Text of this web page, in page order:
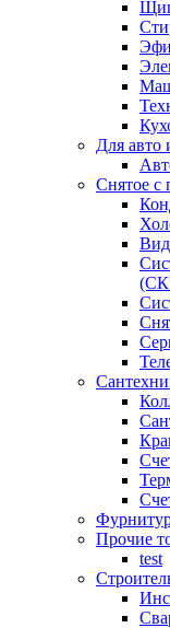
Для авто
Снятое с
Прочие
test